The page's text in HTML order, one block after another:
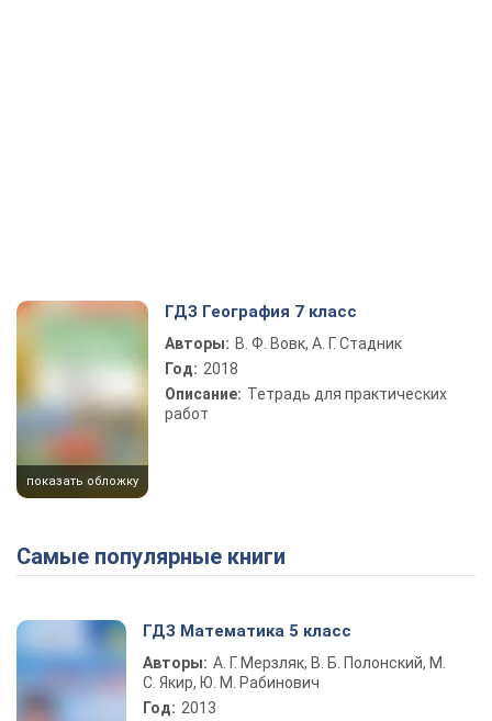
показать обложку
ГДЗ География 7 класс
Авторы: В. Ф. Вовк, А. Г. Стадник
Год: 2018
Описание: Тетрадь для практических
работ
Самые популярные книги
ГДЗ Математика 5 класс
Авторы: А. Г. Мерзляк, В. Б. Полонский, М.
С. Якир, Ю. М. Рабинович
Год: 2013